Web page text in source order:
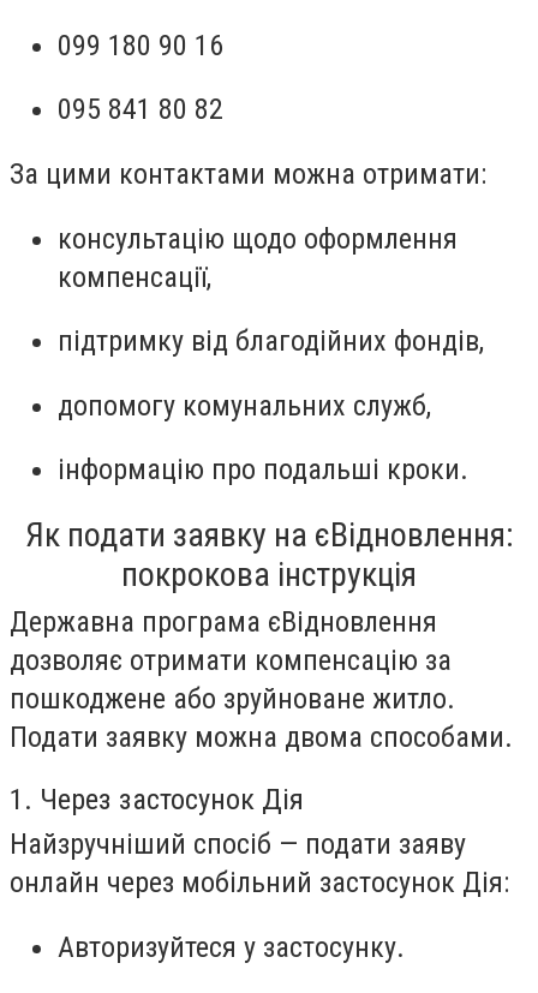
099 180 90 16
095 841 80 82
За цими контактами можна отримати:
консультацію щодо оформлення
компенсації,
підтримку від благодійних фондів,
допомогу комунальних служб,
інформацію про подальші кроки.
Як подати заявку на єВідновлення:
покрокова інструкція
Державна програма єВідновлення
дозволяє отримати компенсацію за
пошкоджене або зруйноване житло.
Подати заявку можна двома способами.
1. Через застосунок Дія
Найзручніший спосіб — подати заяву
онлайн через мобільний застосунок Дія:
Авторизуйтеся у застосунку.